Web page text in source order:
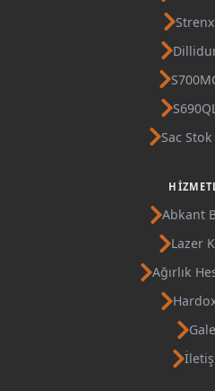
Sac
Abkant
Lazer
Ağırlık